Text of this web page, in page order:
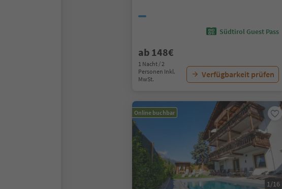
Südtirol Guest Pass
ab 148€
1 Nacht / 2
Personen Inkl.
MwSt.
Verfügbarkeit prüfen
Online buchbar
1/16